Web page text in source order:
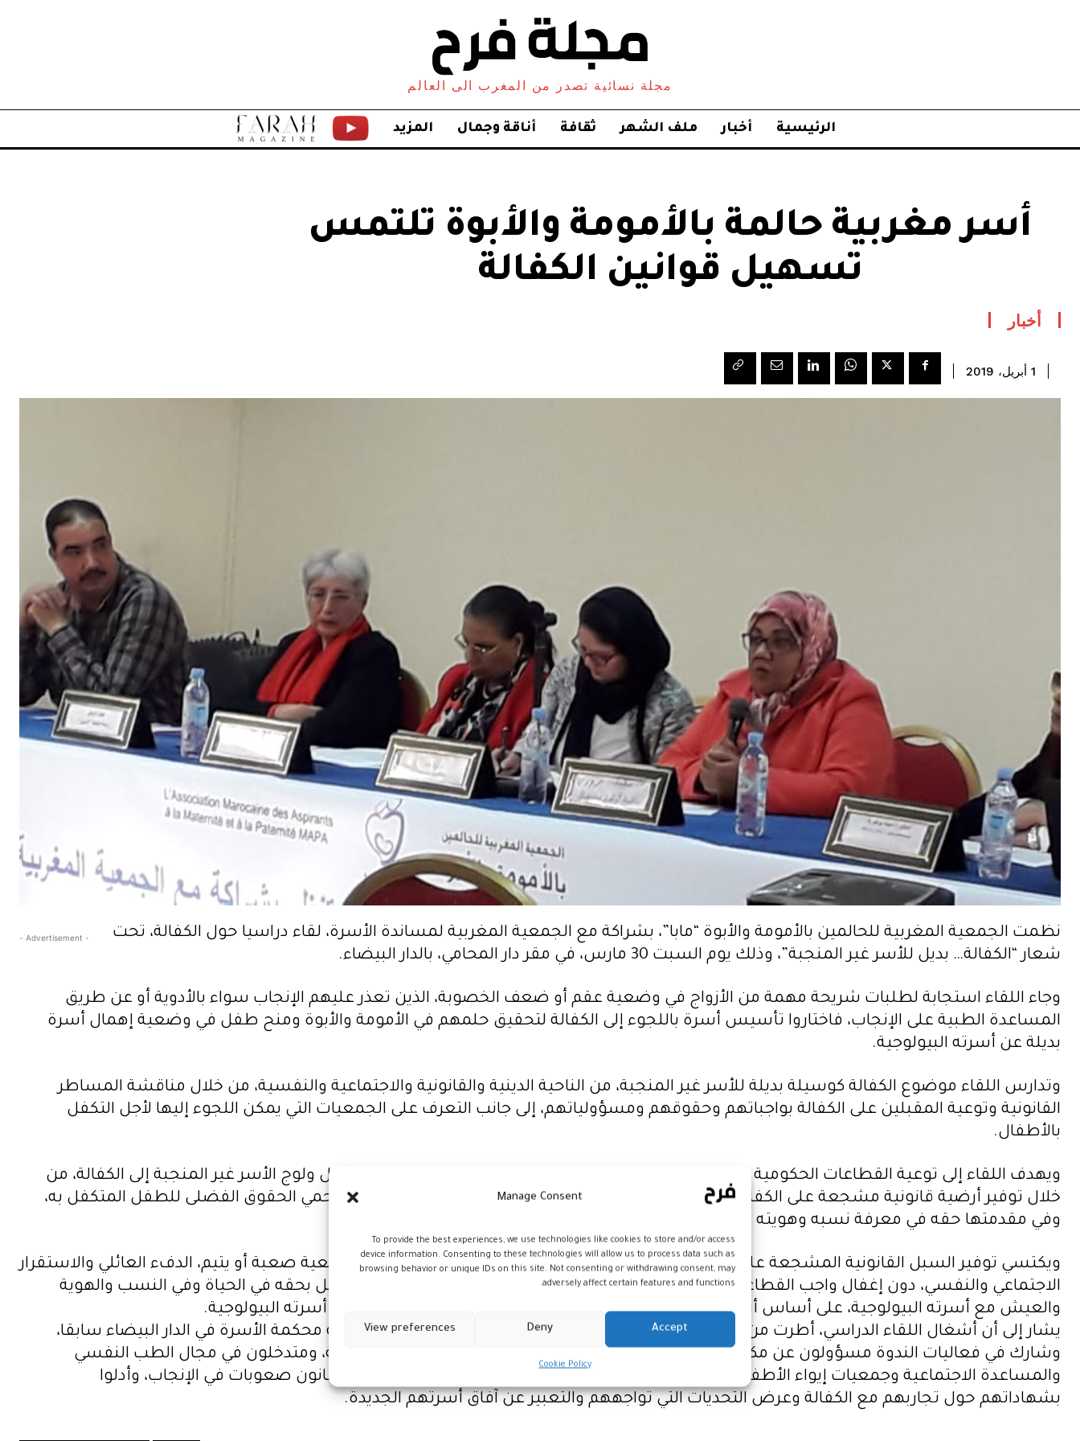
Manage Consent
To provide the best experiences, we use technologies like cookies to store and/or access
device information. Consenting to these technologies will allow us to process data such as
browsing behavior or unique IDs on this site. Not consenting or withdrawing consent, may
adversely affect certain features and functions.
Accept
Deny
View preferences
Cookie Policy
مجلة نسائية تصدر من المغرب الى العالم
الرئيسية أخبار ملف الشهر ثقافة أناقة وجمال المزيد
G
أسر مغربية حالمة بالأمومة والأبوة تلتمس
تسهيل قوانين الكفالة
أخبار
1 أبريل، 2019
- Advertisement -
نظمت الجمعية المغربية للحالمين بالأمومة والأبوة “مابا”، بشراكة مع الجمعية المغربية لمساندة الأسرة، لقاء دراسيا حول الكفالة، تحت
شعار “الكفالة… بديل للأسر غير المنجبة”، وذلك يوم السبت 30 مارس، في مقر دار المحامي، بالدار البيضاء.
وجاء اللقاء استجابة لطلبات شريحة مهمة من الأزواج في وضعية عقم أو ضعف الخصوبة، الذين تعذر عليهم الإنجاب سواء بالأدوية أو عن طريق
المساعدة الطبية على الإنجاب، فاختاروا تأسيس أسرة باللجوء إلى الكفالة لتحقيق حلمهم في الأمومة والأبوة ومنح طفل في وضعية إهمال أسرة
بديلة عن أسرته البيولوجية.
وتدارس اللقاء موضوع الكفالة كوسيلة بديلة للأسر غير المنجبة، من الناحية الدينية والقانونية والاجتماعية والنفسية، من خلال مناقشة المساطر
القانونية وتوعية المقبلين على الكفالة بواجباتهم وحقوقهم ومسؤولياتهم، إلى جانب التعرف على الجمعيات التي يمكن اللجوء إليها لأجل التكفل
بالأطفال.
ويهدف اللقاء إلى توعية القطاعات الحكومية والمؤسسات المعنية بشؤون الأسرة بوجود حاجة إلى تسهيل ولوج الأسر غير المنجبة إلى الكفالة، من
خلال توفير أرضية قانونية مشجعة على الكفالة، تضمن حقوق واستقرار الأسرة الكفيلة داخل المجتمع وتحمي الحقوق الفضلى للطفل المتكفل به،
وفي مقدمتها حقه في معرفة نسبه وهويته ووالديه البيولوجيين.
ويكتسي توفير السبل القانونية المشجعة على الكفالة، توفير بيئة اجتماعية مناسبة تمنح الأطفال في وضعية صعبة أو يتيم، الدفء العائلي والاستقرار
الاجتماعي والنفسي، دون إغفال واجب القطاعات الحكومية والمجتمع لتوفير جميع الضمانات لتمتيع الطفل بحقه في الحياة وفي النسب والهوية
والعيش مع أسرته البيولوجية، على أساس أن الكفالة تأتي في مرتبة ثانية بعد تعذر عيش الطفل في كنف أسرته البيولوجية.
يشار إلى أن أشغال اللقاء الدراسي، أطرت من طرف الأستاذة زهور الحر، محامية بهيأة الدار البيضاء ورئيسة محكمة الأسرة في الدار البيضاء سابقا،
وشارك في فعاليات الندوة مسؤولون عن مكاتب ضبط الحالة المدنية وممثلون عن جمعية الأسر المتكفلة، ومتدخلون في مجال الطب النفسي
والمساعدة الاجتماعية وجمعيات إيواء الأطفال، كما شارك في اللقاء مجموعة من النساء والرجال الذين يعانون صعوبات في الإنجاب، وأدلوا
بشهاداتهم حول تجاربهم مع الكفالة وعرض التحديات التي تواجههم والتعبير عن آفاق أسرتهم الجديدة.